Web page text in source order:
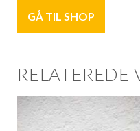
GÅ TIL SHOP
RELATEREDE